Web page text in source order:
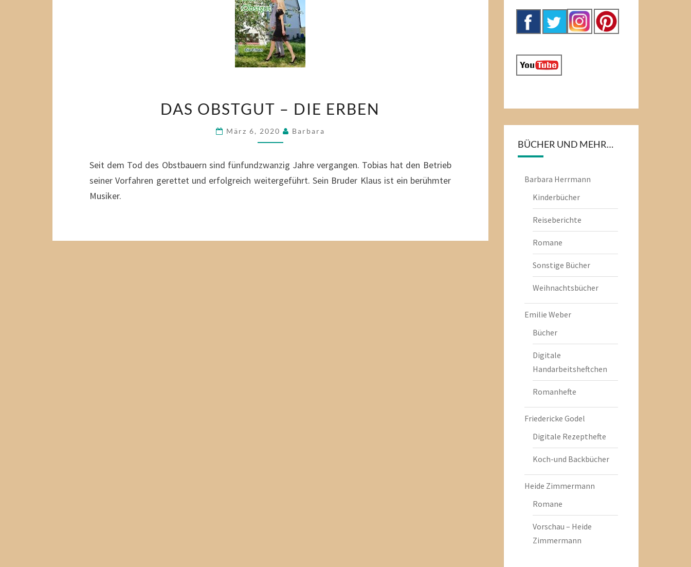
OBSTGUT
–
DIE
DAS OBSTGUT – DIE ERBEN
März 6, 2020 Barbara
Seit dem Tod des Obstbauern sind fünfundzwanzig Jahre vergangen. Tobias hat den Betrieb
seiner Vorfahren gerettet und erfolgreich weitergeführt. Sein Bruder Klaus ist ein berühmter
Musiker.
BÜCHER UND MEHR…
Barbara Herrmann
Kinderbücher
Reiseberichte
Romane
Sonstige Bücher
Weihnachtsbücher
Emilie Weber
Bücher
Digitale
Handarbeitsheftchen
Romanhefte
Friedericke Godel
Digitale Rezepthefte
Koch-und Backbücher
Heide Zimmermann
Romane
Vorschau – Heide
Zimmermann